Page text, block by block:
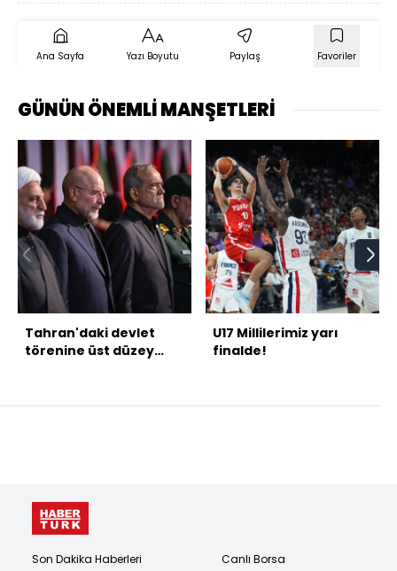
Ana Sayfa Yazı Boyutu Paylaş Favoriler
GÜNÜN ÖNEMLİ MANŞETLERİ
Tahran'daki devlet
törenine üst düzey
U17 Millilerimiz yarı
finalde!
Son Dakika Haberleri
Canlı Borsa